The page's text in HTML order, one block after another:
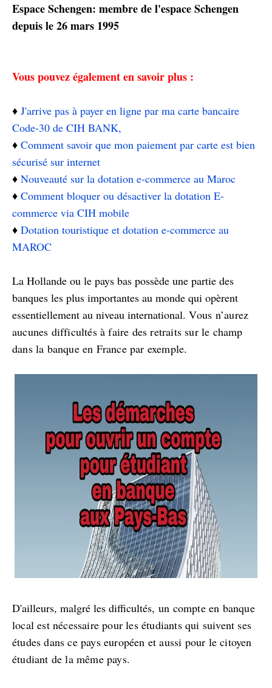
Espace Schengen: membre de l'espace Schengen
depuis le 26 mars 1995
Vous pouvez également en savoir plus :
♦️ J'arrive pas à payer en ligne par ma carte bancaire
Code-30 de CIH BANK,
♦️ Comment savoir que mon paiement par carte est bien
sécurisé sur internet
♦️ Nouveauté sur la dotation e-commerce au Maroc
♦️ Comment bloquer ou désactiver la dotation E-
commerce via CIH mobile
♦️ Dotation touristique et dotation e-commerce au
MAROC
La Hollande ou le pays bas possède une partie des
banques les plus importantes au monde qui opèrent
essentiellement au niveau international. Vous n’aurez
aucunes difficultés à faire des retraits sur le champ
dans la banque en France par exemple.
D'ailleurs, malgré les difficultés, un compte en banque
local est nécessaire pour les étudiants qui suivent ses
études dans ce pays européen et aussi pour le citoyen
étudiant de la même pays.